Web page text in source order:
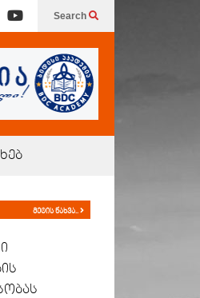
Search
მეტის ნახვა..